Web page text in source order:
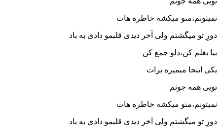
نمیتونم،منو میکشه خاطره هات
دورِ تو میگشتم ولی آخر دیدی قلبمو دادی به باد
بیا بغلم کن،دلو جمع کن
یکی اینجا میمیره برات
تویی همه جونم
نمیتونم،منو میکشه خاطره هات
دورِ تو میگشتم ولی آخر دیدی قلبمو دادی به باد